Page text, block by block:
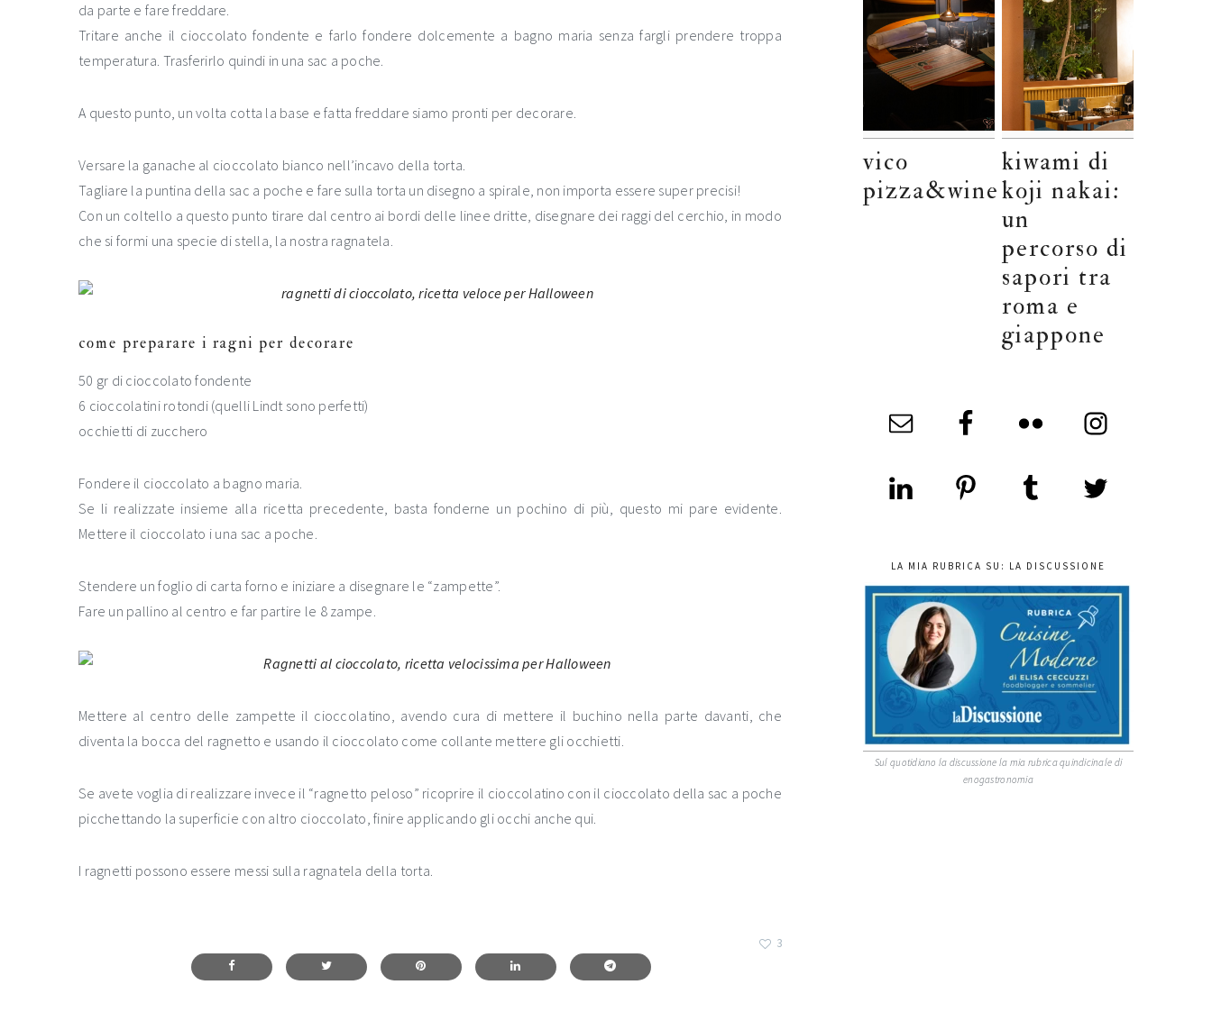
da parte e fare freddare.
Tritare anche il cioccolato fondente e farlo fondere dolcemente a bagno maria senza fargli prendere troppa
temperatura. Trasferirlo quindi in una sac a poche.
A questo punto, un volta cotta la base e fatta freddare siamo pronti per decorare.
Versare la ganache al cioccolato bianco nell’incavo della torta.
Tagliare la puntina della sac a poche e fare sulla torta un disegno a spirale, non importa essere super precisi!
Con un coltello a questo punto tirare dal centro ai bordi delle linee dritte, disegnare dei raggi del cerchio, in modo
che si formi una specie di stella, la nostra ragnatela.
come preparare i ragni per decorare
50 gr di cioccolato fondente
6 cioccolatini rotondi (quelli Lindt sono perfetti)
occhietti di zucchero
Fondere il cioccolato a bagno maria.
Se li realizzate insieme alla ricetta precedente, basta fonderne un pochino di più, questo mi pare evidente.
Mettere il cioccolato i una sac a poche.
Stendere un foglio di carta forno e iniziare a disegnare le “zampette”.
Fare un pallino al centro e far partire le 8 zampe.
Mettere al centro delle zampette il cioccolatino, avendo cura di mettere il buchino nella parte davanti, che
diventa la bocca del ragnetto e usando il cioccolato come collante mettere gli occhietti.
Se avete voglia di realizzare invece il “ragnetto peloso” ricoprire il cioccolatino con il cioccolato della sac a poche
picchettando la superficie con altro cioccolato, finire applicando gli occhi anche qui.
I ragnetti possono essere messi sulla ragnatela della torta.
3
vico
pizza&wine
kiwami di
koji nakai:
un
percorso di
sapori tra
roma e
giappone
LA MIA RUBRICA SU: LA DISCUSSIONE
Sul quotidiano la discussione la mia rubrica quindicinale di
enogastronomia